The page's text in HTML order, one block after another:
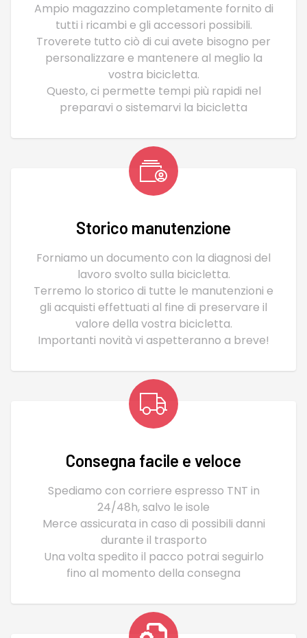
Ampio magazzino completamente fornito di
tutti i ricambi e gli accessori possibili.
Troverete tutto ciò di cui avete bisogno per
personalizzare e mantenere al meglio la
vostra bicicletta.
Questo, ci permette tempi più rapidi nel
preparavi o sistemarvi la bicicletta
Storico manutenzione
Forniamo un documento con la diagnosi del
lavoro svolto sulla bicicletta.
Terremo lo storico di tutte le manutenzioni e
gli acquisti effettuati al fine di preservare il
valore della vostra bicicletta.
Importanti novità vi aspetteranno a breve!
Consegna facile e veloce
Spediamo con corriere espresso TNT in
24/48h, salvo le isole
Merce assicurata in caso di possibili danni
durante il trasporto
Una volta spedito il pacco potrai seguirlo
fino al momento della consegna